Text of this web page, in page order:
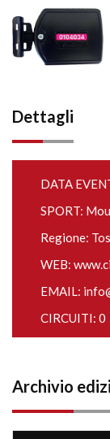
Dettagli
DATA
SPORT:
Regione:
WEB:
EMAIL:
CIRCUITI: 0
Archivio